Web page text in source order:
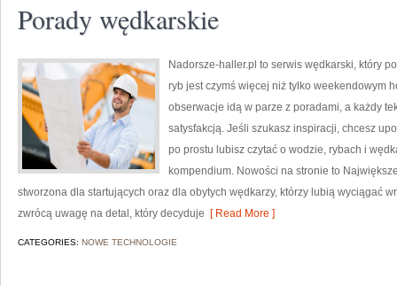
Porady wędkarskie
Nadorsze-haller.pl to serwis wędkarski, który
ryb jest czymś więcej niż tylko weekendowym
obserwacje idą w parze z poradami, a każdy
satysfakcją. Jeśli szukasz inspiracji, chcesz
po prostu lubisz czytać o wodzie, rybach i
kompendium. Nowości na stronie to
stworzona dla startujących oraz dla obytych wędkarzy, którzy lubią wyciągać
zwrócą uwagę na detal, który decyduje [ Read More ]
CATEGORIES: NOWE TECHNOLOGIE